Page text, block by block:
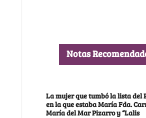
Notas
La mujer que tumbó la lista del
en la que estaba María Fda.
María del Mar Pizarro y “Lalis